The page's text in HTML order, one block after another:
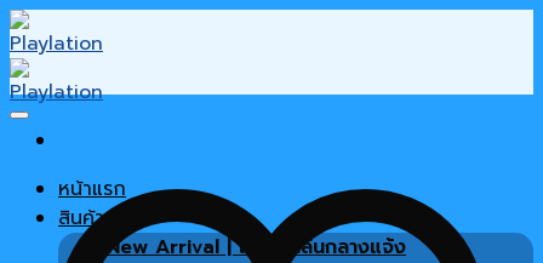
Skip
to
content
หน้าแรก
สินค้า
New Arrival | เครื่องเล่นกลางแจ้ง